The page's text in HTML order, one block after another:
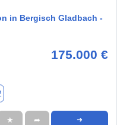
in Bergisch Gladbach -
175.000 €
★ ➦ ➜